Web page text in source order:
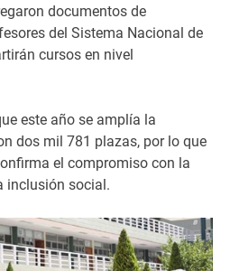
documentos de
del Sistema Nacional de
cursos en nivel
este año se amplía la
dos mil 781 plazas, por lo que
el compromiso con la
inclusión social.